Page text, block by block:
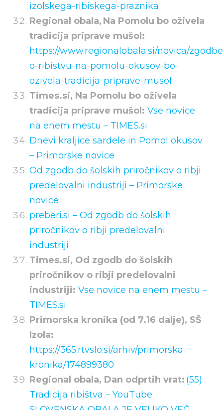
izolskega-ribiskega-praznika
Regional obala, Na Pomolu bo oživela
tradicija priprave mušol:
https://www.regionalobala.si/novica/
o-ribistvu-na-pomolu-okusov-bo-
ozivela-tradicija-priprave-musol
Times.si, Na Pomolu bo oživela
tradicija priprave mušol: Vse novice
na enem mestu – TIMES.si
Dnevi kraljice sardele in Pomol okusov
– Primorske novice
Od zgodb do šolskih priročnikov o ribji
predelovalni industriji – Primorske
novice
preberi.si – Od zgodb do šolskih
priročnikov o ribji predelovalni
industriji
Times.si, Od zgodb do šolskih
priročnikov o ribji predelovalni
industriji: Vse novice na enem mestu –
TIMES.si
Primorska kronika (od 7.16 dalje), SŠ
Izola:
https://365.rtvslo.si/arhiv/primorska-
kronika/174899380
Regional obala, Dan odprtih vrat: (55)
Tradicija ribištva – YouTube;